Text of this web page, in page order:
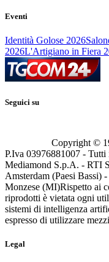
Eventi
Identità Golose 2026
2026L'Artigiano in Fiera
Seguici su
Copyright ©
P.Iva 03976881007 -
Mediamond S.p.A. - RTI
Amsterdam (Paesi
Monzese (MI)Rispetto ai
riprodotti è vietata ogni
sistemi di intelligenza
espresso di utilizzare
Legal